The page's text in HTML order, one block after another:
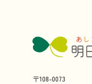
〒108-0073